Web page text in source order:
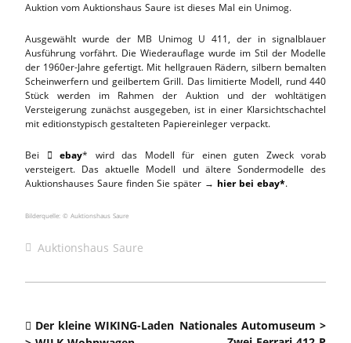
Auktion vom Auktionshaus Saure ist dieses Mal ein Unimog.
Ausgewählt wurde der MB Unimog U 411, der in signalblauer
Ausführung vorfährt. Die Wiederauflage wurde im Stil der Modelle
der 1960er-Jahre gefertigt. Mit hellgrauen Rädern, silbern bemalten
Scheinwerfern und geilbertem Grill. Das limitierte Modell, rund 440
Stück werden im Rahmen der Auktion und der wohltätigen
Versteigerung zunächst ausgegeben, ist in einer Klarsichtschachtel
mit editionstypisch gestalteten Papiereinleger verpackt.
Bei  ebay* wird das Modell für einen guten Zweck vorab
versteigert. Das aktuelle Modell und ältere Sondermodelle des
Auktionshauses Saure finden Sie später → hier bei ebay*.
Bilderquelle: © Auktionshaus Saure
Auktionshaus Saure
Der kleine WIKING-Laden Nationales Automuseum >